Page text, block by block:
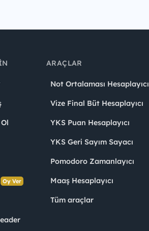
Oy Ver
ARAÇLAR
Not Ortalaması Hesaplayıcı
Vize Final Büt Hesaplayıcı
YKS Puan Hesaplayıcı
YKS Geri Sayım Sayacı
Pomodoro Zamanlayıcı
Maaş Hesaplayıcı
Tüm araçlar